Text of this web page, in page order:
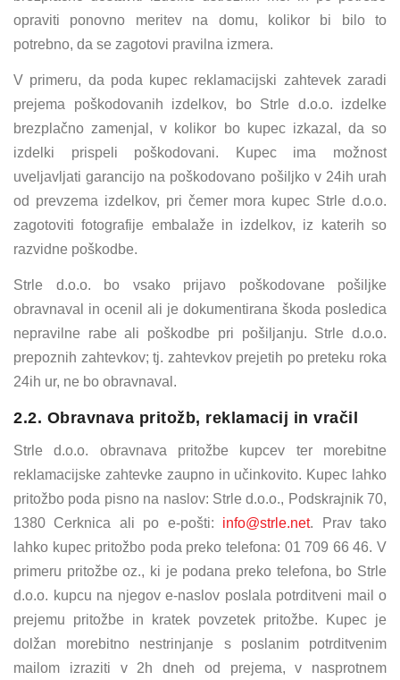
opraviti ponovno meritev na domu, kolikor bi bilo to
potrebno, da se zagotovi pravilna izmera.
V primeru, da poda kupec reklamacijski zahtevek zaradi
prejema poškodovanih izdelkov, bo Strle d.o.o. izdelke
brezplačno zamenjal, v kolikor bo kupec izkazal, da so
izdelki prispeli poškodovani. Kupec ima možnost
uveljavljati garancijo na poškodovano pošiljko v 24ih urah
od prevzema izdelkov, pri čemer mora kupec Strle d.o.o.
zagotoviti fotografije embalaže in izdelkov, iz katerih so
razvidne poškodbe.
Strle d.o.o. bo vsako prijavo poškodovane pošiljke
obravnaval in ocenil ali je dokumentirana škoda posledica
nepravilne rabe ali poškodbe pri pošiljanju. Strle d.o.o.
prepoznih zahtevkov; tj. zahtevkov prejetih po preteku roka
24ih ur, ne bo obravnaval.
2.2. Obravnava pritožb, reklamacij in vračil
Strle d.o.o. obravnava pritožbe kupcev ter morebitne
reklamacijske zahtevke zaupno in učinkovito. Kupec lahko
pritožbo poda pisno na naslov: Strle d.o.o., Podskrajnik 70,
1380 Cerknica ali po e-pošti: info@strle.net. Prav tako
lahko kupec pritožbo poda preko telefona: 01 709 66 46. V
primeru pritožbe oz., ki je podana preko telefona, bo Strle
d.o.o. kupcu na njegov e-naslov poslala potrditveni mail o
prejemu pritožbe in kratek povzetek pritožbe. Kupec je
dolžan morebitno nestrinjanje s poslanim potrditvenim
mailom izraziti v 2h dneh od prejema, v nasprotnem